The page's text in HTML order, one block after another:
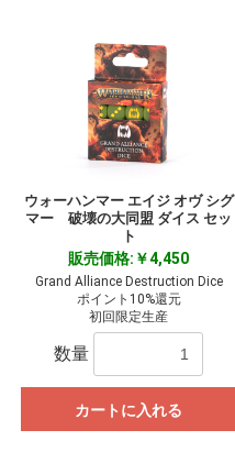
ウォーハンマー エイジ オヴ シグ
マー 破壊の大同盟 ダイス セッ
ト
販売価格:￥4,450
Grand Alliance Destruction Dice
ポイント10%還元
初回限定生産
数量
カートに入れる